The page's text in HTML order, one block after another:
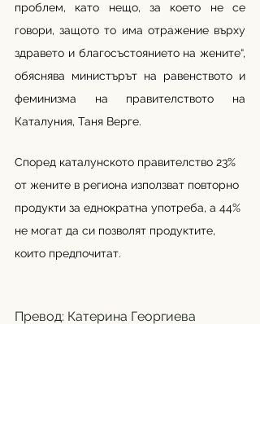
проблем, като нещо, за което не се
говори, защото то има отражение върху
здравето и благосъстоянието на жените“,
обяснява министърът на равенството и
феминизма на правителството на
Каталуния, Таня Верге.
Според каталунското правителство 23%
от жените в региона използват повторно
продукти за еднократна употреба, а 44%
не могат да си позволят продуктите,
които предпочитат.
Превод: Катерина Георгиева